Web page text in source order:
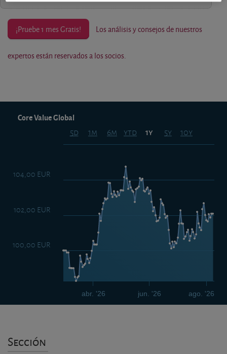
¡Pruebe 1 mes Gratis! Los análisis y consejos de nuestros
expertos están reservados a los socios.
5d 1m 6m ytd 1y 5y 10y
abr. '26 jun. '26 ago. '26
Core Value Global
100,00 EUR
102,00 EUR
104,00 EUR
Sección